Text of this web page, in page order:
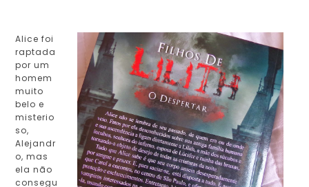
Alice foi
raptada
por um
homem
muito
belo e
misterio
so,
Alejandr
o, mas
ela não
consegu